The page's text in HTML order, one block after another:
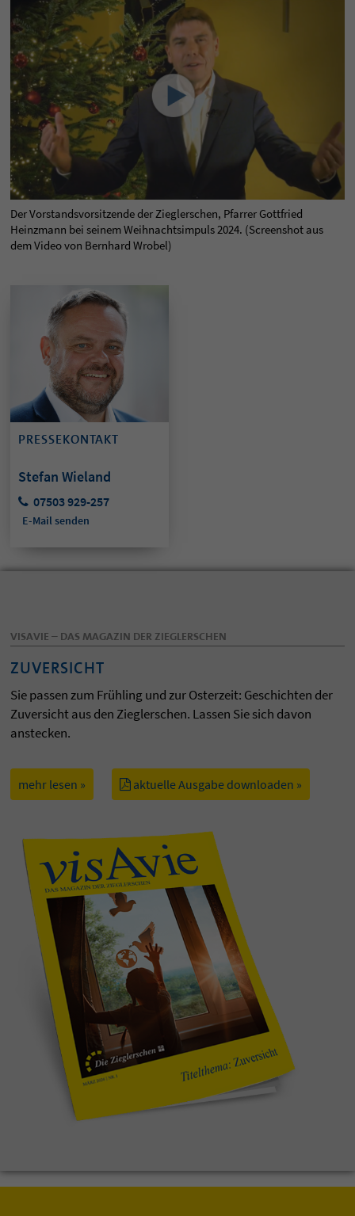
Der Vorstandsvorsitzende der Zieglerschen, Pfarrer Gottfried
Heinzmann bei seinem Weihnachtsimpuls 2024. (Screenshot aus
dem Video von Bernhard Wrobel)
PRESSEKONTAKT
Stefan Wieland
07503 929-257
E-Mail senden
VISAVIE – DAS MAGAZIN DER ZIEGLERSCHEN
ZUVERSICHT
Sie passen zum Frühling und zur Osterzeit: Geschichten der
Zuversicht aus den Zieglerschen. Lassen Sie sich davon
anstecken.
mehr lesen » aktuelle Ausgabe downloaden »